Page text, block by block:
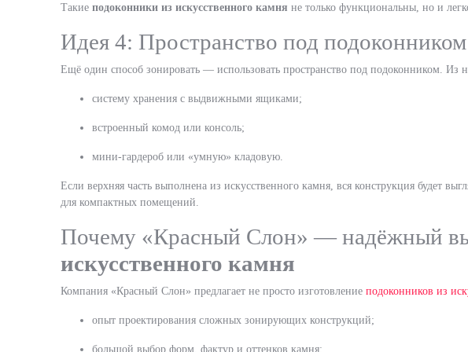
Такие подоконники из искусственного камня не только функциональны, но и
Идея 4: Пространство под
Ещё один способ зонировать — использовать пространство под подоконником. Из
систему хранения с выдвижными ящиками;
встроенный комод или консоль;
мини-гардероб или «умную» кладовую.
Если верхняя часть выполнена из искусственного камня, вся конструкция будет
для компактных помещений.
Почему «Красный Слон» — надёжный
искусственного камня
Компания «Красный Слон» предлагает не просто изготовление подоконников из
опыт проектирования сложных зонирующих конструкций;
большой выбор форм, фактур и оттенков камня;